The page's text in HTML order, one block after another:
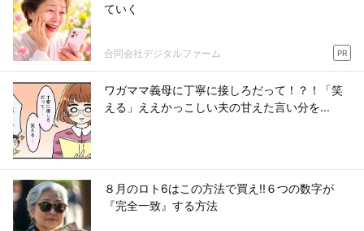
ていく
合同会社デジタルファーム PR
ワガママ義母に丁寧に接しろだって！？！「笑
える」ええかっこしい夫の甘えた言い分を...
８月のロト6はこの方法で買え!!６つの数字が
『完全一致』する方法